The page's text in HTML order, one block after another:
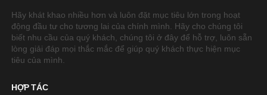
Hãy khát khao nhiều hơn và luôn đặt mục tiêu lớn trong hoạt
động đầu tư cho tương lai của chính mình. Hãy cho chúng tôi
biết nhu cầu của quý khách, chúng tôi ở đây để hỗ trợ, luôn sẵn
lòng giải đáp mọi thắc mắc để giúp quý khách thực hiện mục
tiêu của mình.
HỢP TÁC